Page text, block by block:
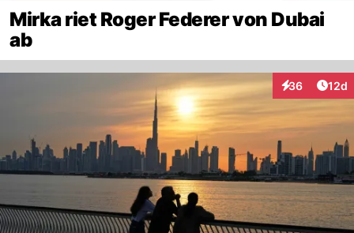
Mirka riet Roger Federer von Dubai
ab
36
Interaktionen
12d